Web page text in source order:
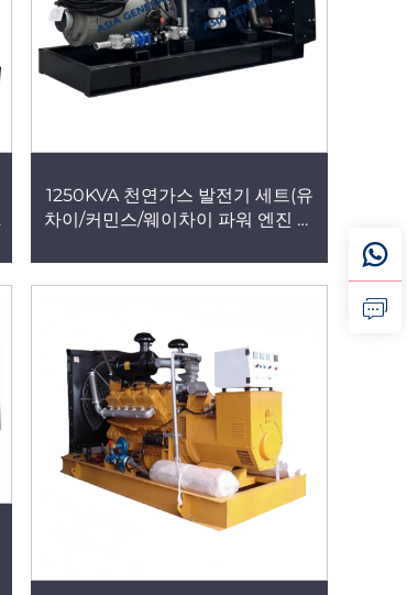
1250KVA 천연가스 발전기 세트(유
차이/커민스/웨이차이 파워 엔진 탑
체, 바이오가스·LPG 발전기 전원 공
급 장치, 건물용 발전소